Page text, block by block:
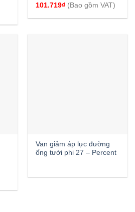
101.719₫ (Bao gồm VAT)
Van giảm áp lực đường
ống tưới phi 27 – Percent